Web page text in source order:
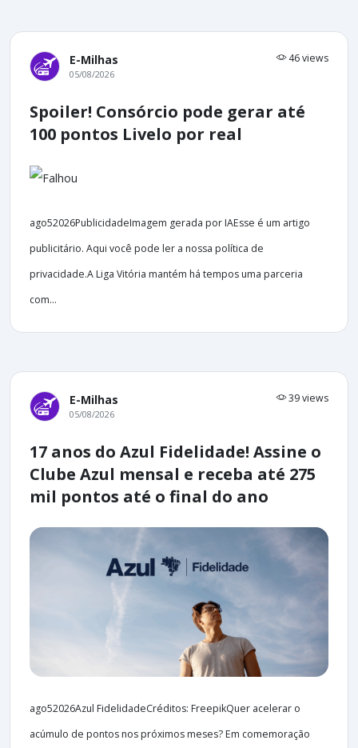
E-Milhas 46 views
05/08/2026
Spoiler! Consórcio pode gerar até
100 pontos Livelo por real
ago52026PublicidadeImagem gerada por IAEsse é um artigo
publicitário. Aqui você pode ler a nossa política de
privacidade.A Liga Vitória mantém há tempos uma parceria
com...
E-Milhas 39 views
05/08/2026
17 anos do Azul Fidelidade! Assine o
Clube Azul mensal e receba até 275
mil pontos até o final do ano
ago52026Azul FidelidadeCréditos: FreepikQuer acelerar o
acúmulo de pontos nos próximos meses? Em comemoração